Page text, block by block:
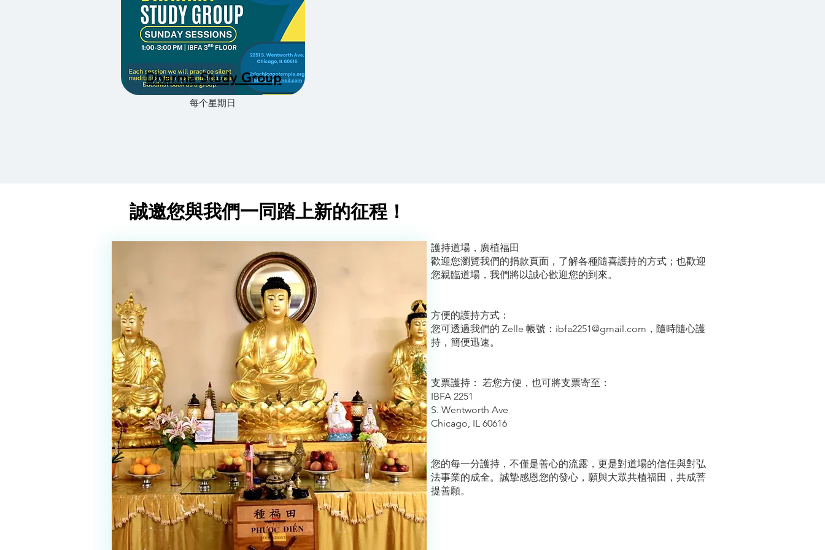
Dharma Study Group
每个星期日
誠邀您與我們一同踏上新的征程！
護持道場，廣植福田
歡迎您瀏覽我們的捐款頁面，了解各種隨喜護持的方式；也歡迎
您親臨道場，我們將以誠心歡迎您的到來。
方便的護持方式：
您可透過我們的 Zelle 帳號： ibfa2251@gmail.com ，隨時隨心護
持，簡便迅速。
支票護持： 若您方便，也可將支票寄至：
IBFA 2251
S. Wentworth Ave
Chicago, IL 60616
您的每一分護持，不僅是善心的流露，更是對道場的信任與對弘
法事業的成全。誠摯感恩您的發心，願與大眾共植福田，共成菩
提善願。